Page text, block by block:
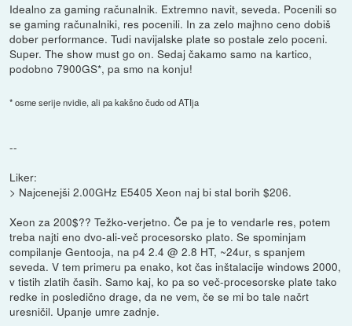
Idealno za gaming računalnik. Extremno navit, seveda. Pocenili so
se gaming računalniki, res pocenili. In za zelo majhno ceno dobiš
dober performance. Tudi navijalske plate so postale zelo poceni.
Super. The show must go on. Sedaj čakamo samo na kartico,
podobno 7900GS*, pa smo na konju!
* osme serije nvidie, ali pa kakšno čudo od ATIja
--
Liker:
> Najcenejši 2.00GHz E5405 Xeon naj bi stal borih $206.
Xeon za 200$?? Težko-verjetno. Če pa je to vendarle res, potem
treba najti eno dvo-ali-več procesorsko plato. Se spominjam
compilanje Gentooja, na p4 2.4 @ 2.8 HT, ~24ur, s spanjem
seveda. V tem primeru pa enako, kot čas inštalacije windows 2000,
v tistih zlatih časih. Samo kaj, ko pa so več-procesorske plate tako
redke in posledično drage, da ne vem, če se mi bo tale načrt
uresničil. Upanje umre zadnje.